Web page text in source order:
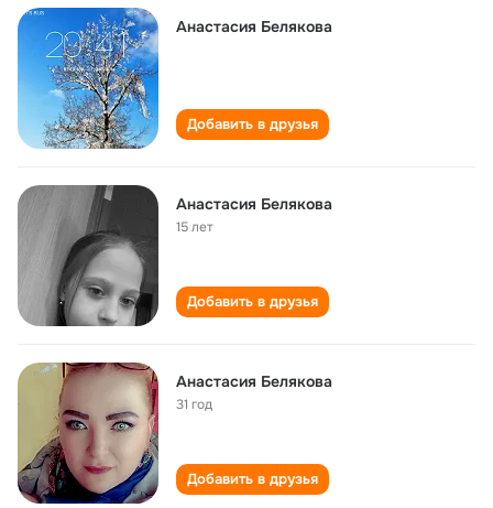
Анастасия Белякова
Добавить в друзья
Анастасия Белякова
15 лет
Добавить в друзья
Анастасия Белякова
31 год
Добавить в друзья